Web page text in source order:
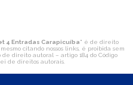
4 Entradas Carapicuíba" é de direito
citando nossos links, é proibida sem
direito autoral – artigo 184 do Código
de direitos autorais.